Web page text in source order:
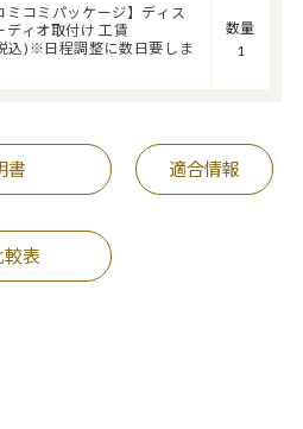
ミコミパッケージ】ディス
ディオ取付け 工賃
込)※日程調整に数日要しま
数量
1
書 適合情報
較表